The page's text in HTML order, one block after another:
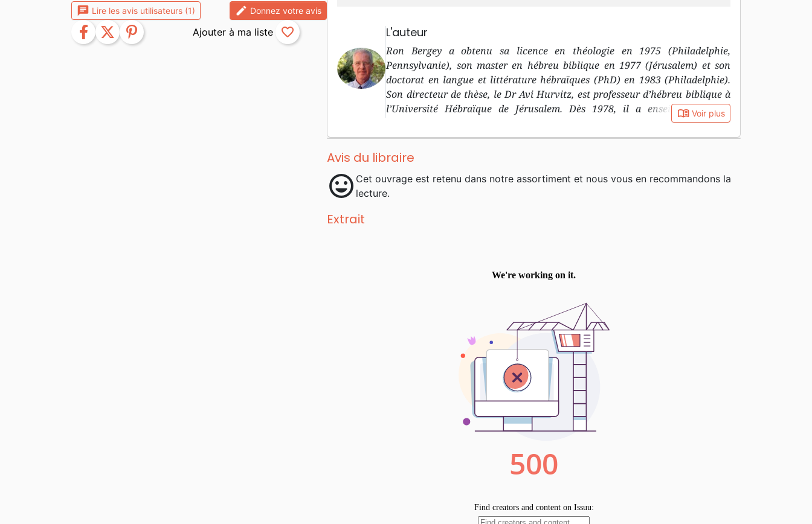
L'auteur
Ron Bergey a obtenu sa licence en théologie en 1975 (Philadelphie,
Pennsylvanie), son master en hébreu biblique en 1977 (Jérusalem) et son
doctorat en langue et littérature hébraïques (PhD) en 1983 (Philadelphie).
Son directeur de thèse, le Dr Avi Hurvitz, est professeur d’hébreu biblique à
l’Université Hébraïque de Jérusalem. Dès 1978, il a enseigné l’hébreu
biblique et l’Ancien Testament en faculté à Jérusalem, Philadelphie et
Tacoma, Washington. Dès 1992, il a été professeur d’hébreu biblique et
d’Ancien Testament à la Faculté Jean Calvin, Institut de Théologie
d’Aix-en-Provence, France.
book_open Voir plus
Avis du libraire
mood Cet ouvrage est retenu dans notre assortiment et nous vous en recommandons la
lecture.
Extrait
chat Lire les avis utilisateurs (1) edit Donnez votre avis
facebook twitter pinterest favorite_border